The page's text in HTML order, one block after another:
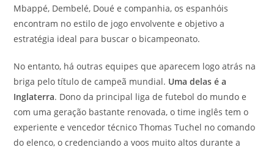
Mbappé, Dembelé, Doué e companhia, os espanhóis
encontram no estilo de jogo envolvente e objetivo a
estratégia ideal para buscar o bicampeonato.
No entanto, há outras equipes que aparecem logo atrás na
briga pelo título de campeã mundial. Uma delas é a
Inglaterra. Dono da principal liga de futebol do mundo e
com uma geração bastante renovada, o time inglês tem o
experiente e vencedor técnico Thomas Tuchel no comando
do elenco, o credenciando a voos muito altos durante a